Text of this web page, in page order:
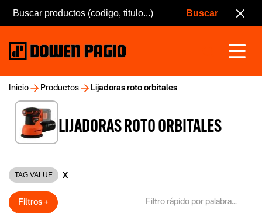
Inicio Productos Lijadoras roto orbitales
LIJADORAS ROTO ORBITALES
TAG VALUE X
Filtros +